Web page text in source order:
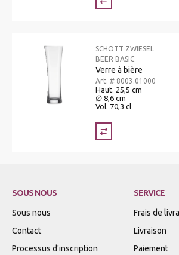
SCHOTT ZWIESEL
BEER BASIC
Verre à bière
Art. # 8003.01000
Haut. 25,5 cm
∅ 8,6 cm
Vol. 70,3 cl
SOUS NOUS
Sous nous
Contact
Processus d'inscription
SERVICE
Frais de
Livraison
Paiement